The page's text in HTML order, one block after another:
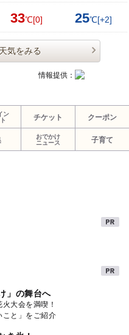
33℃[0] 25℃[+2]
気をみる
情報提供：
ン
チケット クーポン
おでかけ
ニュース
子育て
」の舞台へ
大会を満喫！
こと」をご紹介